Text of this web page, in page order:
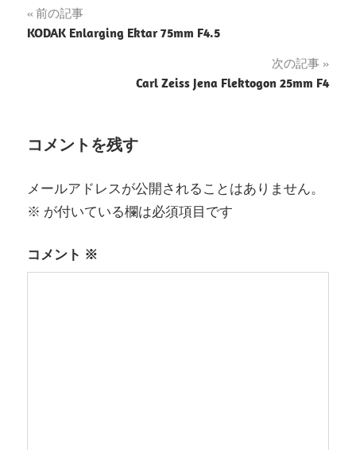
投
稿
ゲ
シ
ン
前の記事
KODAK Enlarging Ektar 75mm F4.5
次の記事
Carl Zeiss Jena Flektogon 25mm F4
コメントを残す
メールアドレスが公開されることはありません。
※ が付いている欄は必須項目です
コメント ※